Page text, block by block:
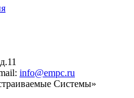
info@empc.ru
Системы»